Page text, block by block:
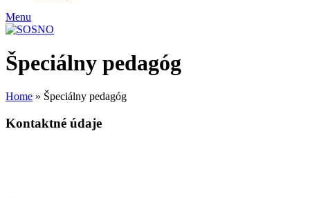
Menu
Špeciálny pedagóg
Home » Špeciálny pedagóg
Kontaktné údaje